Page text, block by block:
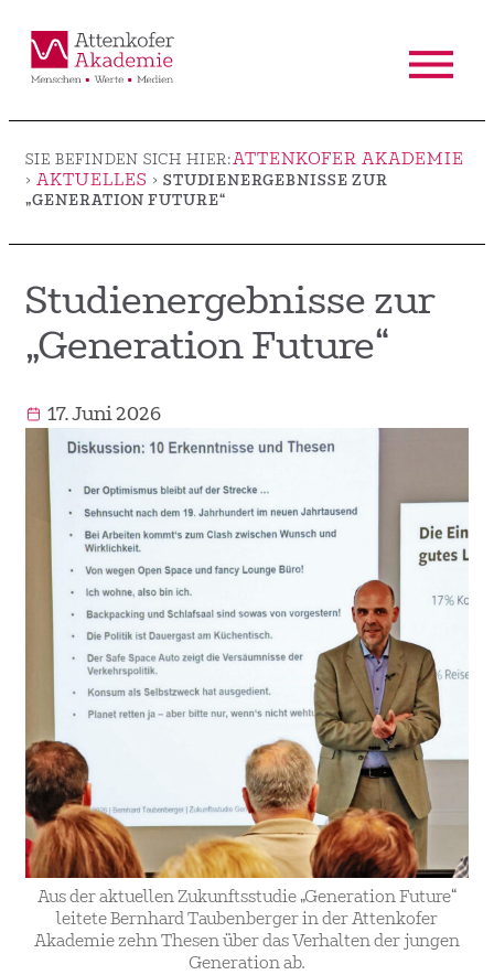
SIE BEFINDEN SICH HIER: ATTENKOFER AKADEMIE
> AKTUELLES > STUDIENERGEBNISSE ZUR
„GENERATION FUTURE“
Studienergebnisse zur
„Generation Future“
17. Juni 2026
Aus der aktuellen Zukunftsstudie „Generation Future“
leitete Bernhard Taubenberger in der Attenkofer
Akademie zehn Thesen über das Verhalten der jungen
Generation ab.